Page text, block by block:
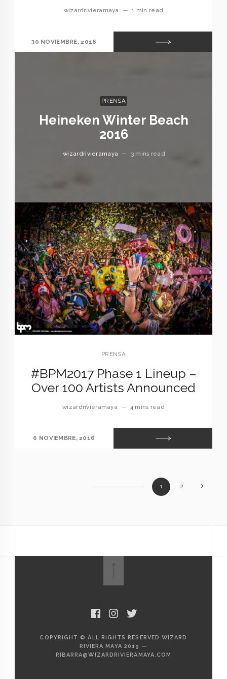
wizardrivieramaya — 1 min read
30 NOVIEMBRE, 2016
PRENSA
Heineken Winter Beach
2016
wizardrivieramaya — 3 mins read
PRENSA
#BPM2017 Phase 1 Lineup –
Over 100 Artists Announced
wizardrivieramaya — 4 mins read
6 NOVIEMBRE, 2016
1 2
COPYRIGHT © ALL RIGHTS RESERVED WIZARD
RIVIERA MAYA 2019 —
RIBARRA@WIZARDRIVIERAMAYA.COM